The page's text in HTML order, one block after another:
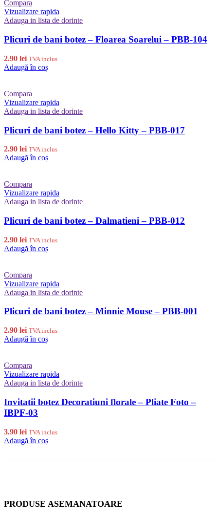
Compara
Vizualizare rapida
Adauga in lista de dorinte
Plicuri de bani botez – Floarea Soarelui – PBB-104
2.90 lei TVA inclus
Adaugă în coș
Compara
Vizualizare rapida
Adauga in lista de dorinte
Plicuri de bani botez – Hello Kitty – PBB-017
2.90 lei TVA inclus
Adaugă în coș
Compara
Vizualizare rapida
Adauga in lista de dorinte
Plicuri de bani botez – Dalmatieni – PBB-012
2.90 lei TVA inclus
Adaugă în coș
Compara
Vizualizare rapida
Adauga in lista de dorinte
Plicuri de bani botez – Minnie Mouse – PBB-001
2.90 lei TVA inclus
Adaugă în coș
Compara
Vizualizare rapida
Adauga in lista de dorinte
Invitatii botez Decoratiuni florale – Pliate Foto –
IBPF-03
3.90 lei TVA inclus
Adaugă în coș
PRODUSE ASEMANATOARE